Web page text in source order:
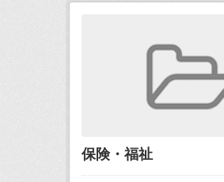
保険・福祉